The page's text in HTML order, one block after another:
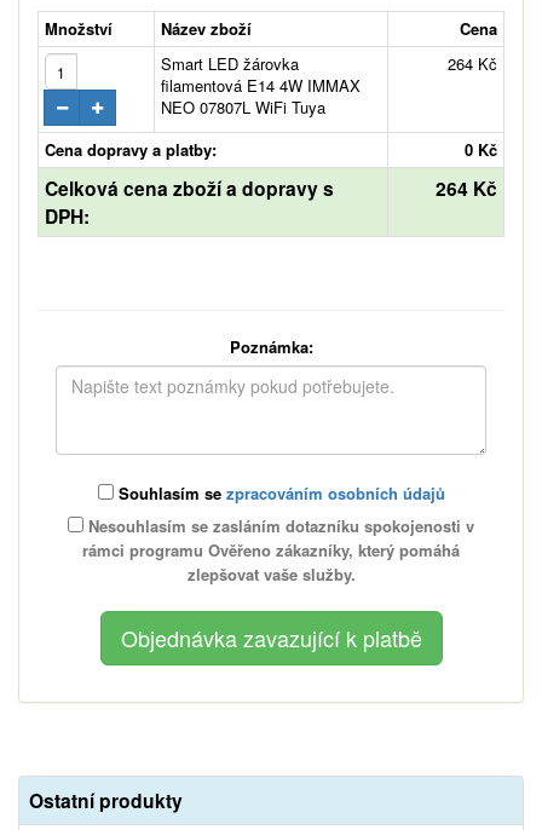
Množství Název zboží
Cena
Smart LED žárovka
filamentová E14 4W IMMAX
NEO 07807L WiFi Tuya
264 Kč
Cena dopravy a platby: 0 Kč
Celková cena zboží a dopravy s
DPH:
264 Kč
Poznámka:
Souhlasím se zpracováním osobních údajů
Nesouhlasím se zasláním dotazníku spokojenosti v
rámci programu Ověřeno zákazníky, který pomáhá
zlepšovat vaše služby.
Ostatní produkty